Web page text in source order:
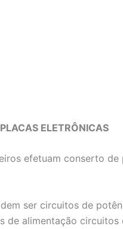
ELETRÔNICAS
efetuam conserto
ser circuitos de
de alimentação circuitos